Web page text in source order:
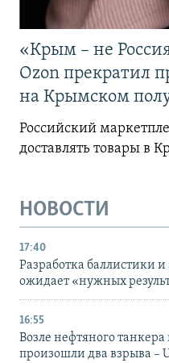
«Крым – не
Ozon прекратил
на Крымском
Российский
доставлять товары в
НОВОСТИ
17:40
Разработка баллистики
ожидает «нужных
16:55
Возле нефтяного
произошли два взрыва –